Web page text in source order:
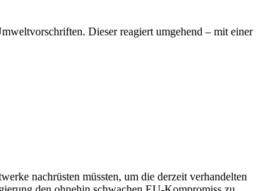
Dieser reagiert umgehend – mit einer
nachrüsten müssten, um die derzeit verhandelten